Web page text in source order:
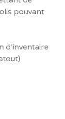
pouvant
d’inventaire